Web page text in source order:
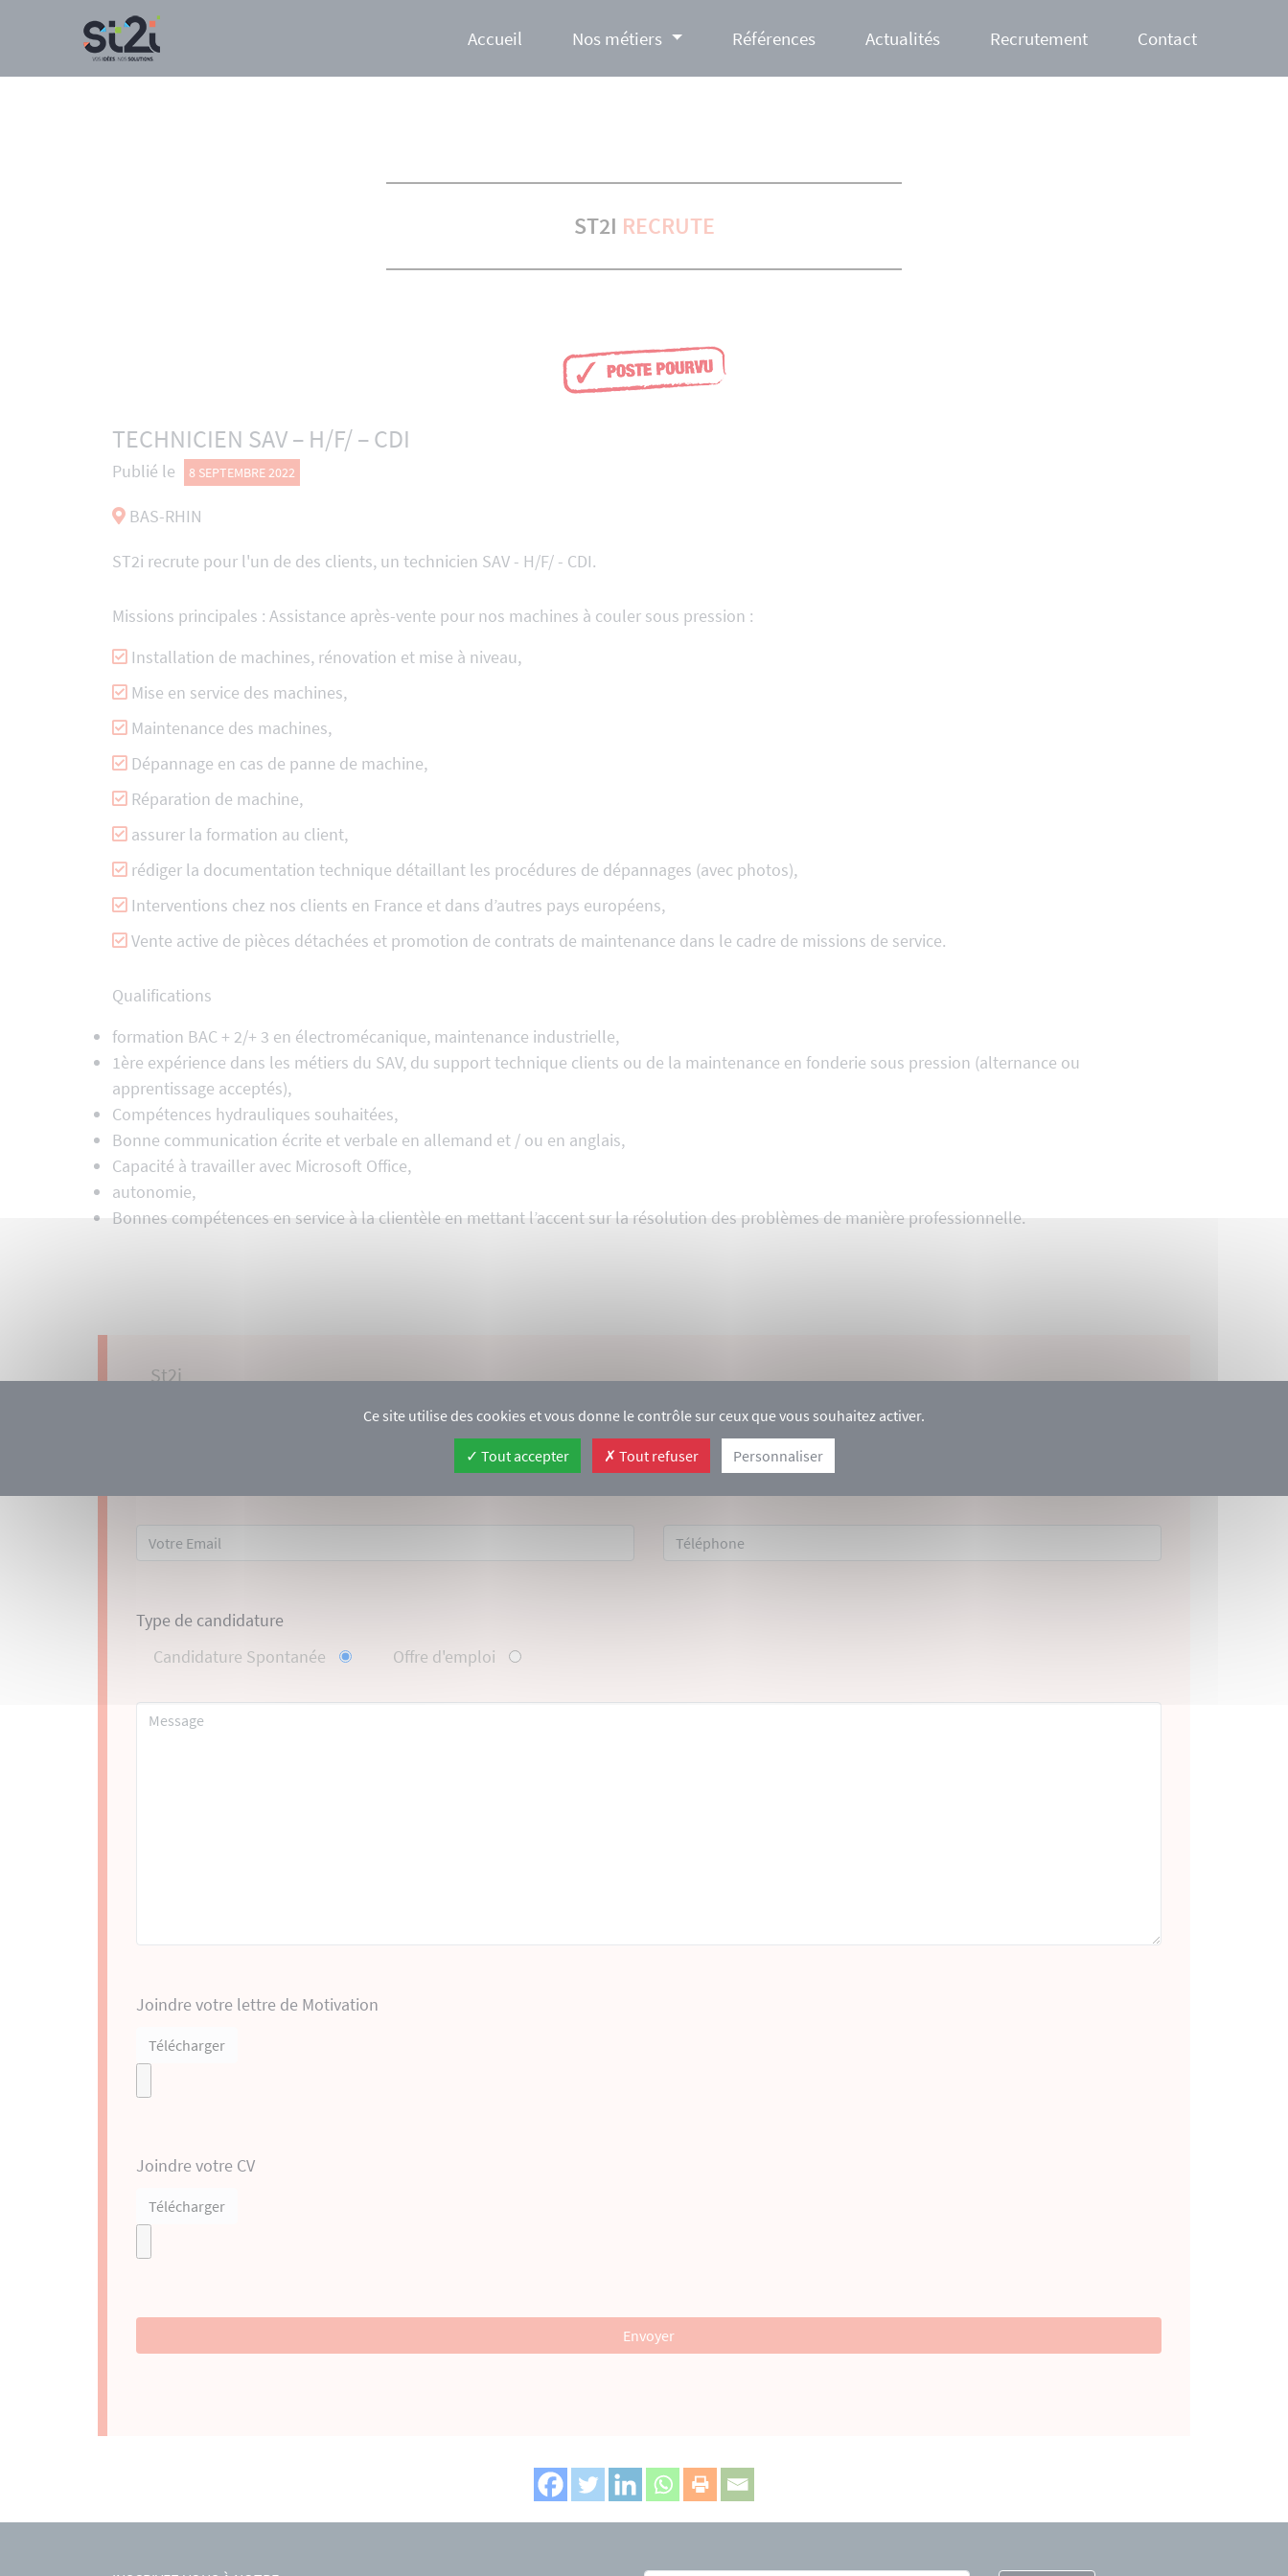
Accueil Nos métiers Références Actualités Recrutement Contact
ST2I RECRUTE
TECHNICIEN SAV – H/F/ – CDI
Publié le 8 SEPTEMBRE 2022
BAS-RHIN
ST2i recrute pour l'un de des clients, un technicien SAV - H/F/ - CDI.
Missions principales : Assistance après-vente pour nos machines à couler sous pression :
Installation de machines, rénovation et mise à niveau,
Mise en service des machines,
Maintenance des machines,
Dépannage en cas de panne de machine,
Réparation de machine,
assurer la formation au client,
rédiger la documentation technique détaillant les procédures de dépannages (avec photos),
Interventions chez nos clients en France et dans d’autres pays européens,
Vente active de pièces détachées et promotion de contrats de maintenance dans le cadre de missions de service.
Qualifications
formation BAC + 2/+ 3 en électromécanique, maintenance industrielle,
1ère expérience dans les métiers du SAV, du support technique clients ou de la maintenance en fonderie sous pression (alternance ou
apprentissage acceptés),
Compétences hydrauliques souhaitées,
Bonne communication écrite et verbale en allemand et / ou en anglais,
Capacité à travailler avec Microsoft Office,
autonomie,
Bonnes compétences en service à la clientèle en mettant l’accent sur la résolution des problèmes de manière professionnelle.
St2i
Pour postuler, merci d’envoyer votre lettre de motivation, accompagnée d’un CV via le formulaire ci-dessous :
Type de candidature
Candidature Spontanée
Offre d'emploi
Joindre votre lettre de Motivation
Télécharger
Joindre votre CV
Télécharger
Panneau de gestion des cookies
Ce site utilise des cookies et vous donne le contrôle sur ceux que vous souhaitez activer.
Tout accepter Tout refuser Personnaliser